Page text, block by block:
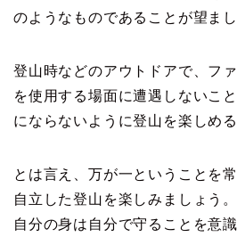
のようなものであることが望まし
登山時などのアウトドアで、フ
を使用する場面に遭遇しないこ
にならないように登山を楽しめ
とは言え、万が一ということを
自立した登山を楽しみましょう。
自分の身は自分で守ることを意